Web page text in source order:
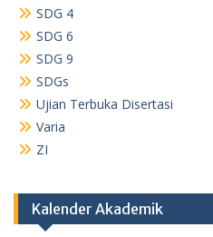
SDG 4
SDG 6
SDG 9
SDGs
Ujian Terbuka Disertasi
Varia
ZI
Kalender Akademik